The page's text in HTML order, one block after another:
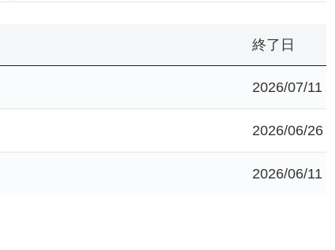
終了日
2026/07/11
2026/06/26
2026/06/11